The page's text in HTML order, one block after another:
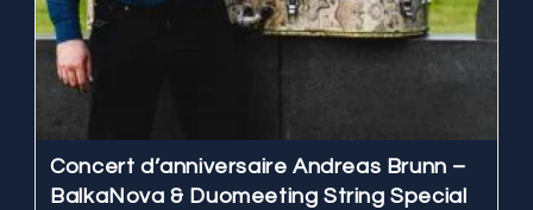
Concert d’anniversaire Andreas Brunn –
BalkaNova & Duomeeting String Special